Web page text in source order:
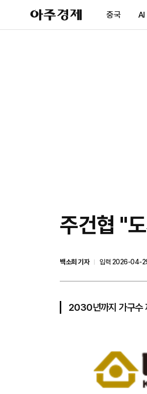
아
주
제
중국 AI
주건협 "
백소희 기자
입력 2026-04-
2030년까지 가구수